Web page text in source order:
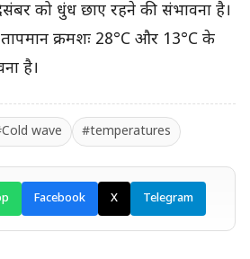
को धुंध छाए रहने की संभावना है।
क्रमशः 28°C और 13°C के
है।
wave #temperatures
Facebook X Telegram